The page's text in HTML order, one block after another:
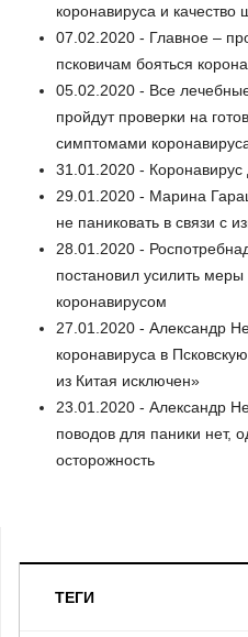
коронавируса и качество
07.02.2020 - Главное –
псковичам бояться
05.02.2020 - Все
пройдут проверки на
симптомами
31.01.2020 -
29.01.2020 - Марина
не паниковать в связи с
28.01.2020 -
постановил усилить
коронавирусом
27.01.2020 - Александр
коронавируса в
из Китая исключен»
23.01.2020 - Александр
поводов для паники нет,
осторожность
ТЕГИ